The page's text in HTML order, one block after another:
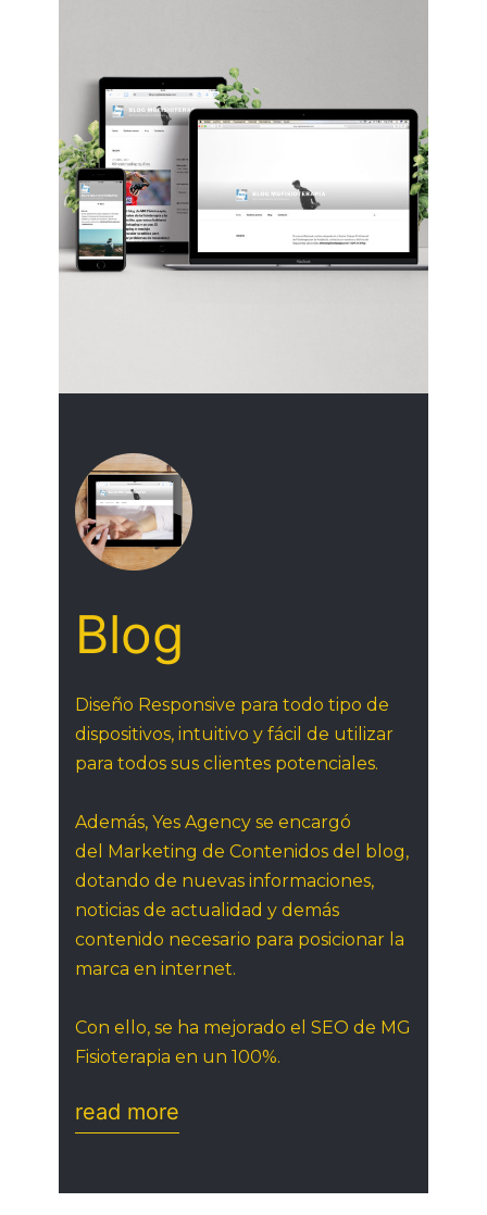
Blog
Diseño Responsive para todo tipo de
dispositivos, intuitivo y fácil de utilizar
para todos sus clientes potenciales.
Además, Yes Agency se encargó
del Marketing de Contenidos del blog,
dotando de nuevas informaciones,
noticias de actualidad y demás
contenido necesario para posicionar la
marca en internet.
Con ello, se ha mejorado el SEO de MG
Fisioterapia en un 100%.
read more